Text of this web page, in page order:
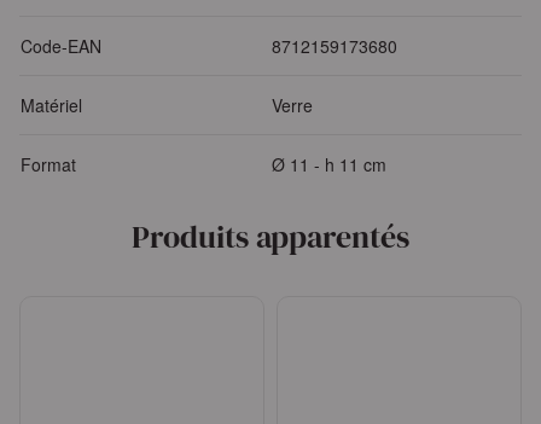
Code-EAN 8712159173680
Matériel Verre
Format Ø 11 - h 11 cm
Produits apparentés